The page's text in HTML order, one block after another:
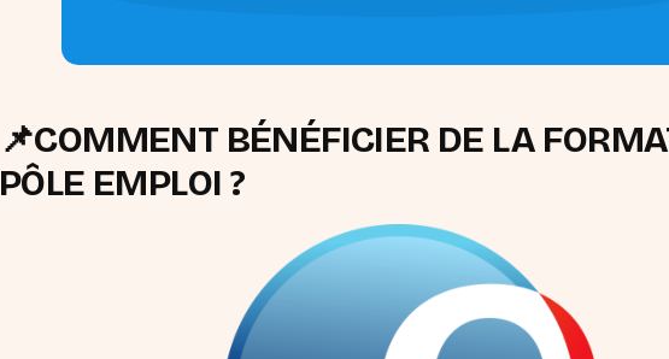
📌COMMENT BÉNÉFICIER DE LA
PÔLE EMPLOI ?